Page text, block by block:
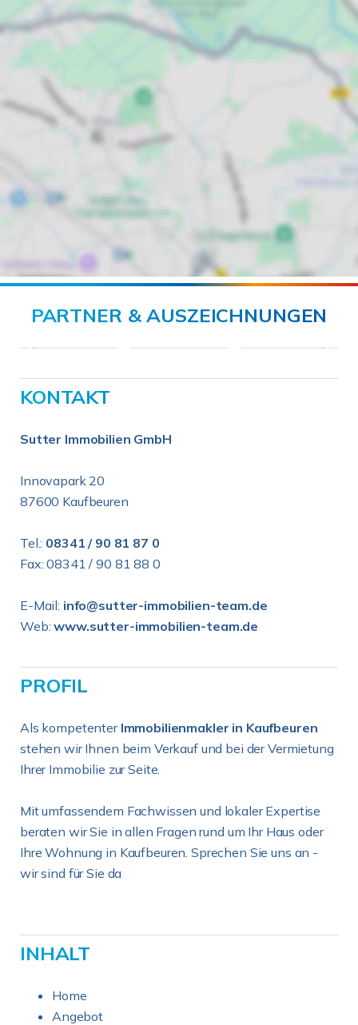
PARTNER & AUSZEICHNUNGEN
KONTAKT
Sutter Immobilien GmbH
Innovapark 20
87600 Kaufbeuren
Tel.: 08341 / 90 81 87 0
Fax: 08341 / 90 81 88 0
E-Mail: info@sutter-immobilien-team.de
Web:www.sutter-immobilien-team.de
PROFIL
Als kompetenter Immobilienmakler in Kaufbeuren
stehen wir Ihnen beim Verkauf und bei der Vermietung
Ihrer Immobilie zur Seite.
Mit umfassendem Fachwissen und lokaler Expertise
beraten wir Sie in allen Fragen rund um Ihr Haus oder
Ihre Wohnung in Kaufbeuren. Sprechen Sie uns an -
wir sind für Sie da
INHALT
Home
Angebot